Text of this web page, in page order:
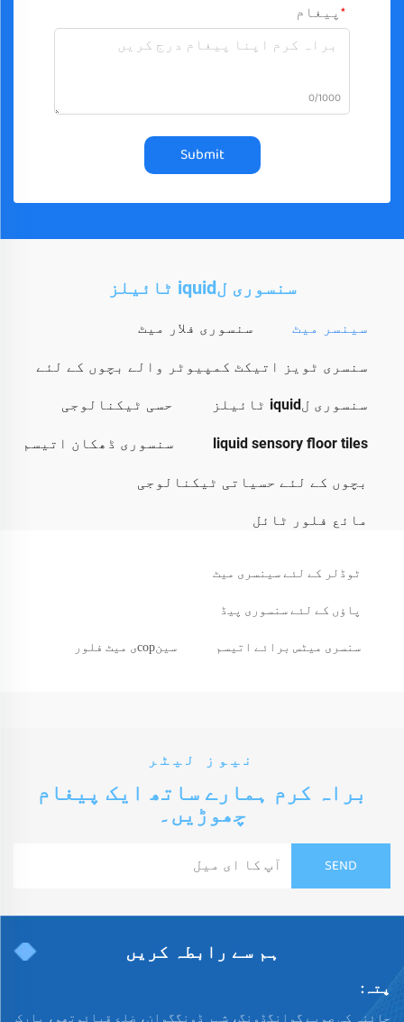
پیغام
0/1000
Submit
سنسوری لiquid ٹائیلز
سینسر میٹ سنسوری فلار میٹ
سنسری ٹویز اتیکٹ کمپیوٹر والے بچوں کے لئے
سنسوری لiquid ٹائیلز حسی ٹیکنالوجی
liquid sensory floor tiles سنسوری ڈھکان اتیسم
بچوں کے لئے حسیاتی ٹیکنالوجی
مائع فلور ٹائل
ٹوڈلر کے لئے سینسری میٹ
پاؤں کے لئے سنسوری پیڈ
سنسری میٹس برائے اتیسم
سینсорی میٹ فلور
نیوز لیٹر
براہ کرم ہمارے ساتھ ایک پیغام
چھوڑیں۔
ہم سے رابطہ کریں
پتہ: